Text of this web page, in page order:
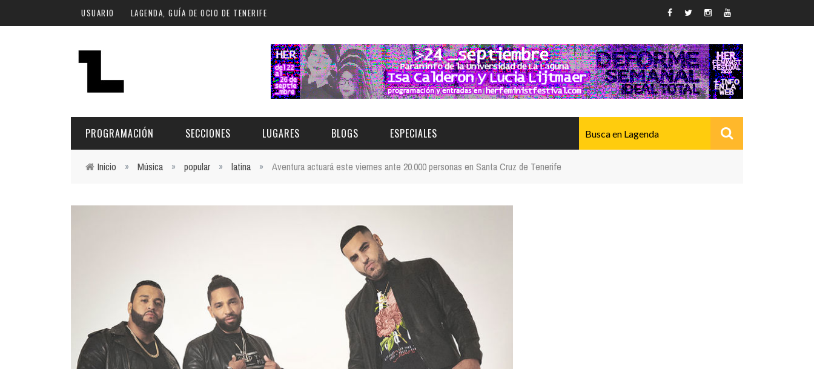
Pasar al contenido principal
USUARIO LAGENDA, GUÍA DE OCIO DE TENERIFE
PROGRAMACIÓN
Santa Cruz | La Laguna
Gastro
Infantil
Música
Escénicas
SECCIONES
INFANTIL
LUGARES
GASTRO
FORMATIVO
BLOGS ESPECIALES
XXVII VERANO DE CUENTO
Inicio » Música » popular » latina » Aventura actuará este viernes ante 20.000 personas en Santa Cruz de Tenerife